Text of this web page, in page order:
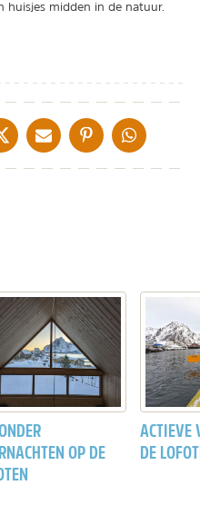
huisjes midden in de natuur.
FACEBOOK
DELEN OP XDELEN VIA DE MAIL
DELEN OP PINTEREST
DELEN OP
OP DE
ACTIEVE
DE